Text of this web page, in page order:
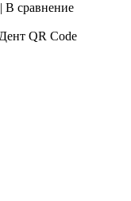
| В сравнение